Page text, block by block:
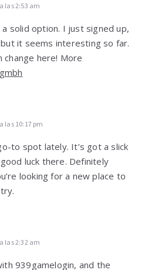
las 2:53 am
solid option. I just signed up,
it seems interesting so far.
change here! More
las 10:17 pm
to spot lately. It’s got a slick
luck there. Definitely
looking for a new place to
las 2:32 am
939gamelogin, and the